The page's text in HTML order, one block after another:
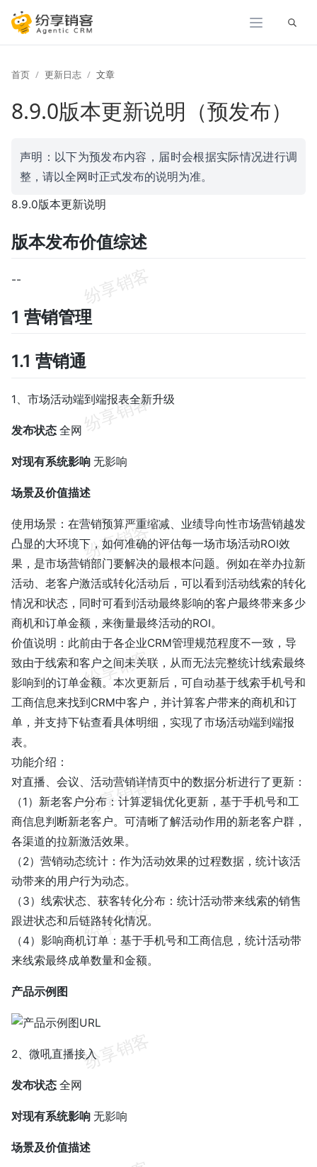
展开
首页 更新日志 文章
8.9.0版本更新说明（预发布）
声明：以下为预发布内容，届时会根据实际情况进行调
整，请以全网时正式发布的说明为准。
8.9.0版本更新说明
版本发布价值综述
--
1 营销管理
1.1 营销通
1、市场活动端到端报表全新升级
发布状态 全网
对现有系统影响 无影响
场景及价值描述
使用场景：在营销预算严重缩减、业绩导向性市场营销越发
凸显的大环境下，如何准确的评估每一场市场活动ROI效
果，是市场营销部门要解决的最根本问题。例如在举办拉新
活动、老客户激活或转化活动后，可以看到活动线索的转化
情况和状态，同时可看到活动最终影响的客户最终带来多少
商机和订单金额，来衡量最终活动的ROI。
价值说明：此前由于各企业CRM管理规范程度不一致，导
致由于线索和客户之间未关联，从而无法完整统计线索最终
影响到的订单金额。本次更新后，可自动基于线索手机号和
工商信息来找到CRM中客户，并计算客户带来的商机和订
单，并支持下钻查看具体明细，实现了市场活动端到端报
表。
功能介绍：
对直播、会议、活动营销详情页中的数据分析进行了更新：
（1）新老客户分布：计算逻辑优化更新，基于手机号和工
商信息判断新老客户。可清晰了解活动作用的新老客户群，
各渠道的拉新激活效果。
（2）营销动态统计：作为活动效果的过程数据，统计该活
动带来的用户行为动态。
（3）线索状态、获客转化分布：统计活动带来线索的销售
跟进状态和后链路转化情况。
（4）影响商机订单：基于手机号和工商信息，统计活动带
来线索最终成单数量和金额。
产品示例图
2、微吼直播接入
发布状态 全网
对现有系统影响 无影响
场景及价值描述